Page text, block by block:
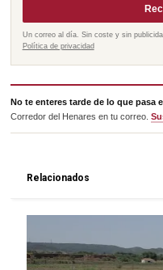
Un correo al día. Sin coste y sin
Política de privacidad
No te enteres tarde de lo que pasa
Corredor del Henares en tu correo.
Relacionados